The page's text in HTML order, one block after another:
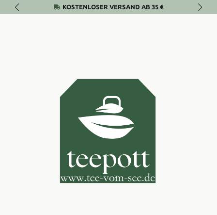
Zum Hauptinhalt springenKOSTENLOSER VERSAND AB 35 €